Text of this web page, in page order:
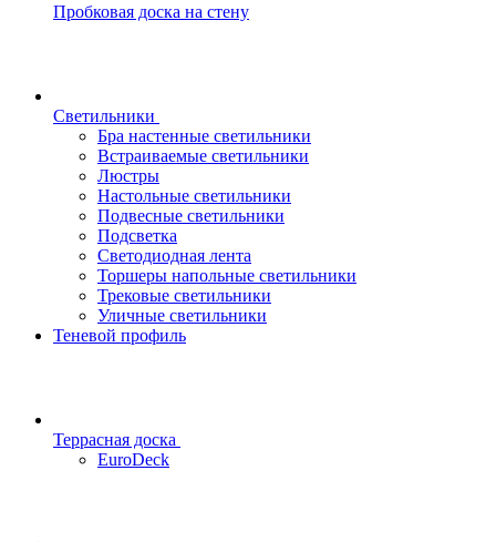
Пробковая доска на стену
Светильники
Бра настенные светильники
Встраиваемые светильники
Люстры
Настольные светильники
Подвесные светильники
Подсветка
Светодиодная лента
Торшеры напольные светильники
Трековые светильники
Уличные светильники
Теневой профиль
Террасная доска
EuroDeck